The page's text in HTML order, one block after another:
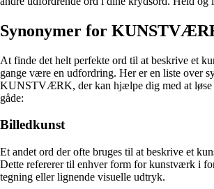
Synonymer for
At finde det helt perfekte ord til at beskrive et
gange være en udfordring. Her er en liste over
KUNSTVÆRK, der kan hjælpe dig med at
gåde:
Billedkunst
Et andet ord der ofte bruges til at beskrive et
Dette refererer til enhver form for kunstværk i
tegning eller lignende visuelle udtryk.